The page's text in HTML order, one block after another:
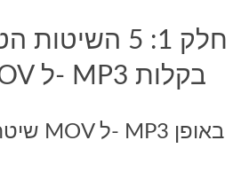
חלק 1: 5
להמיר MOV ל- MP3 בקלות